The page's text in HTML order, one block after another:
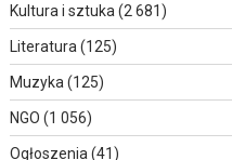
Kultura i sztuka (2 681)
Literatura (125)
Muzyka (125)
NGO (1 056)
Ogłoszenia (41)